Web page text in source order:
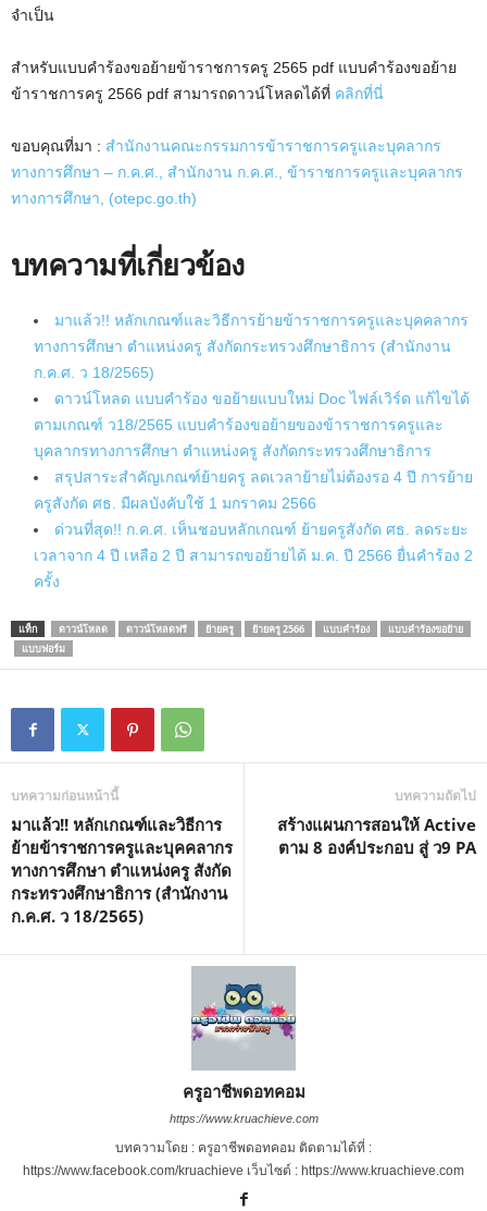
จำเป็น
สำหรับแบบคําร้องขอย้ายข้าราชการครู 2565 pdf แบบคําร้องขอย้าย
ข้าราชการครู 2566 pdf สามารถดาวน์โหลดได้ที่ คลิกที่นี่
ขอบคุณที่มา : สำนักงานคณะกรรมการข้าราชการครูและบุคลากร
ทางการศึกษา – ก.ค.ศ., สำนักงาน ก.ค.ศ., ข้าราชการครูและบุคลากร
ทางการศึกษา, (otepc.go.th)
บทความที่เกี่ยวข้อง
มาแล้ว!! หลักเกณฑ์และวิธีการย้ายข้าราชการครูและบุคคลากร
ทางการศึกษา ตำแหน่งครู สังกัดกระทรวงศึกษาธิการ (สำนักงาน
ก.ค.ศ. ว 18/2565)
ดาวน์โหลด แบบคำร้อง ขอย้ายแบบใหม่ Doc ไฟล์เวิร์ด แก้ไขได้
ตามเกณฑ์ ว18/2565 แบบคำร้องขอย้ายของข้าราชการครูและ
บุคลากรทางการศึกษา ตำแหน่งครู สังกัดกระทรวงศึกษาธิการ
สรุปสาระสำคัญเกณฑ์ย้ายครู ลดเวลาย้ายไม่ต้องรอ 4 ปี การย้าย
ครูสังกัด ศธ. มีผลบังคับใช้ 1 มกราคม 2566
ด่วนที่สุด!! ก.ค.ศ. เห็นชอบหลักเกณฑ์ ย้ายครูสังกัด ศธ. ลดระยะ
เวลาจาก 4 ปี เหลือ 2 ปี สามารถขอย้ายได้ ม.ค. ปี 2566 ยื่นคำร้อง 2
ครั้ง
แท็ก ดาวน์โหลด ดาวน์โหลดฟรี ย้ายครู ย้ายครู 2566 แบบคำร้อง
แบบคำร้องขอย้าย
แบบฟอร์ม
บทความก่อนหน้านี้
มาแล้ว!! หลักเกณฑ์และวิธีการ
ย้ายข้าราชการครูและบุคคลากร
ทางการศึกษา ตำแหน่งครู สังกัด
กระทรวงศึกษาธิการ (สำนักงาน
ก.ค.ศ. ว 18/2565)
บทความถัดไป
สร้างแผนการสอนให้ Active
ตาม 8 องค์ประกอบ สู่ ว9 PA
ครูอาชีพดอทคอม
https://www.kruachieve.com
บทความโดย : ครูอาชีพดอทคอม ติดตามได้ที่ :
https://www.facebook.com/kruachieve เว็บไซต์ : https://www.kruachieve.com